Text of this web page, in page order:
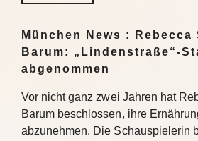
München News : Rebecca
Barum: „Lindenstraße“-
abgenommen
Vor nicht ganz zwei Jahren hat
Barum beschlossen, ihre
abzunehmen. Die Schauspielerin